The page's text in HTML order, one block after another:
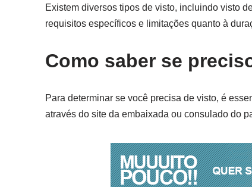
Existem diversos tipos de visto, incluindo visto
requisitos específicos e limitações quanto à
Como saber se
Para determinar se você precisa de visto, é
através do site da embaixada ou consulado do